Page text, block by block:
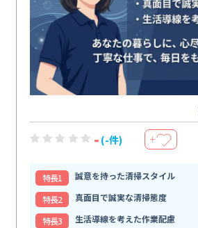
- (-件) ＋
特⻑1
誠意を持った清掃スタイル
特⻑2
真面目で誠実な清掃態度
特⻑3
生活導線を考えた作業配慮